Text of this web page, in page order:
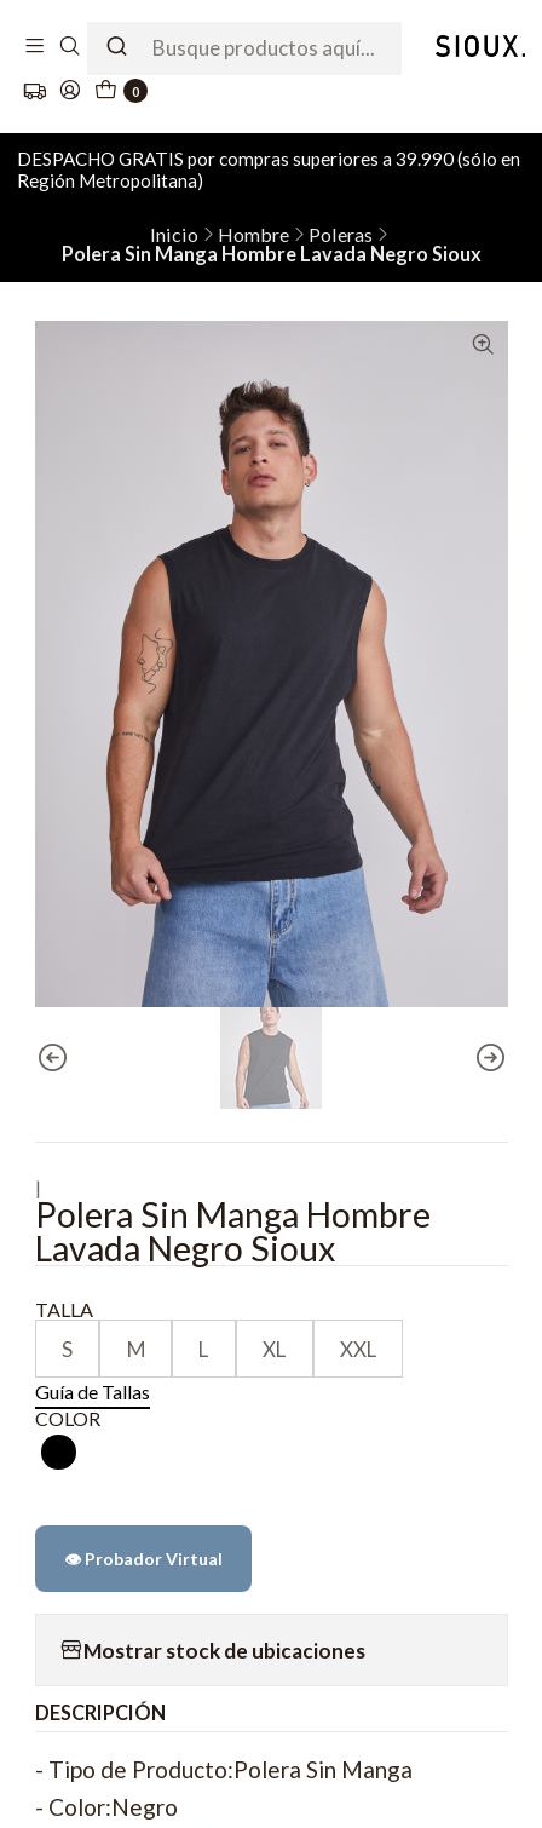
0
DESPACHO GRATIS por compras superiores a 39.990 (sólo en
Región Metropolitana)
Inicio Hombre
Poleras
Polera Sin Manga Hombre Lavada Negro Sioux
|
Polera Sin Manga Hombre
Lavada Negro Sioux
TALLA
S M L XL XXL
Guía de Tallas
COLOR
👁️ Probador Virtual
Mostrar stock de ubicaciones
DESCRIPCIÓN
- Tipo de Producto:Polera Sin Manga
- Color:Negro